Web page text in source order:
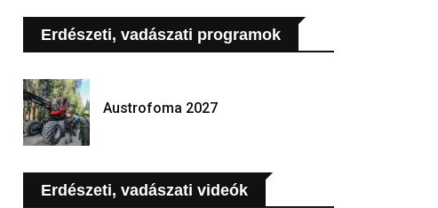
Erdészeti, vadászati programok
Austrofoma 2027
Erdészeti, vadászati videók